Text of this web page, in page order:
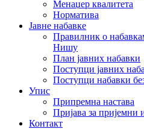
Менаџер квалитета
Норматива
Јавне набавке
Правилник о
Нишу
План јавних набавки
Поступци јавних
Поступци набавки
Упис
Припремна настава
Пријава за пријемни
Контакт